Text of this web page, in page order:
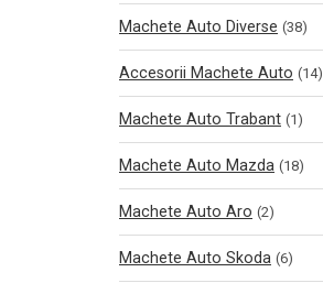
Machete Auto Diverse (38)
Accesorii Machete Auto (14)
Machete Auto Trabant (1)
Machete Auto Mazda (18)
Machete Auto Aro (2)
Machete Auto Skoda (6)